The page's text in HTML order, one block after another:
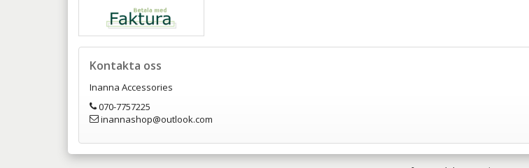
Kontakta oss
Inanna Accessories
070-7757225
inannashop@outlook.com